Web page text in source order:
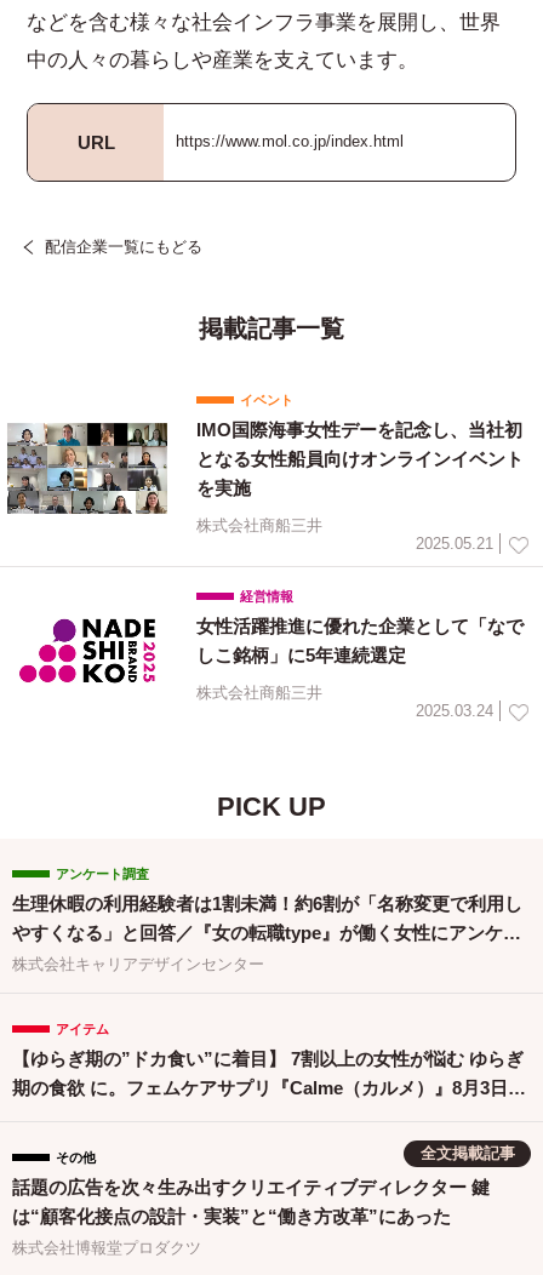
などを含む様々な社会インフラ事業を展開し、世界
中の人々の暮らしや産業を支えています。
URL https://www.mol.co.jp/index.html
配信企業一覧にもどる
掲載記事一覧
イベント
IMO国際海事女性デーを記念し、当社初
となる女性船員向けオンラインイベント
を実施
株式会社商船三井
2025.05.21
経営情報
女性活躍推進に優れた企業として「なで
しこ銘柄」に5年連続選定
株式会社商船三井
2025.03.24
PICK UP
アンケート調査
生理休暇の利用経験者は1割未満！約6割が「名称変更で利用し
やすくなる」と回答／『女の転職type』が働く女性にアンケー
ト【第134回】
株式会社キャリアデザインセンター
アイテム
【ゆらぎ期の”ドカ食い”に着目】 7割以上の女性が悩む ゆらぎ
期の食欲 に。フェムケアサプリ『Calme（カルメ）』8月3日新
全文掲載記事
その他
話題の広告を次々生み出すクリエイティブディレクター 鍵
は“顧客化接点の設計・実装”と“働き方改革”にあった
株式会社博報堂プロダクツ